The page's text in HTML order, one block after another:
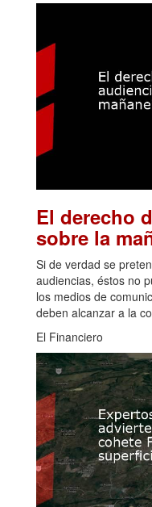
El derecho
sobre la
Si de verdad se
audiencias, éstos no
los medios de
deben alcanzar a la
El Financiero